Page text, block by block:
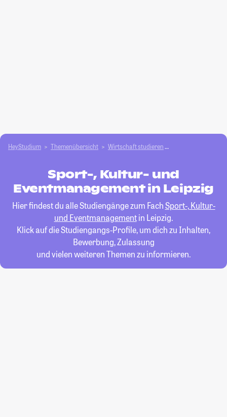
HeyStudium Themenübersicht Wirtschaft studieren
Sport-, Kultur- und
Eventmanagement in Leipzig
Hier findest du alle Studiengänge zum FachSport-, Kultur-
und Eventmanagementin Leipzig.
Klick auf die Studiengangs-Profile, um dich zu Inhalten,
Bewerbung, Zulassung
und vielen weiteren Themen zu informieren.